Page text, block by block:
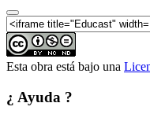
Esta obra está bajo una
¿ Ayuda ?